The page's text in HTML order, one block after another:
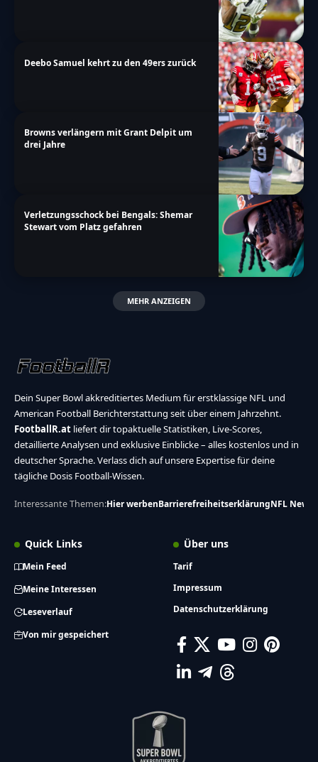
Deebo Samuel kehrt zu den 49ers zurück
Browns verlängern mit Grant Delpit um
drei Jahre
Verletzungsschock bei Bengals: Shemar
Stewart vom Platz gefahren
MEHR ANZEIGEN
Dein Super Bowl akkreditiertes Medium für erstklassige NFL und
American Football Berichterstattung seit über einem Jahrzehnt.
FootballR.at liefert dir topaktuelle Statistiken, Live-Scores,
detaillierte Analysen und exklusive Einblicke – alles kostenlos und in
deutscher Sprache. Verlass dich auf unsere Expertise für deine
tägliche Dosis Football-Wissen.
Interessante Themen:Hier werbenBarrierefreiheitserklärungNFL News
Quick Links
Mein Feed
Meine Interessen
Leseverlauf
Von mir gespeichert
Über uns
Tarif
Impressum
Datenschutzerklärung